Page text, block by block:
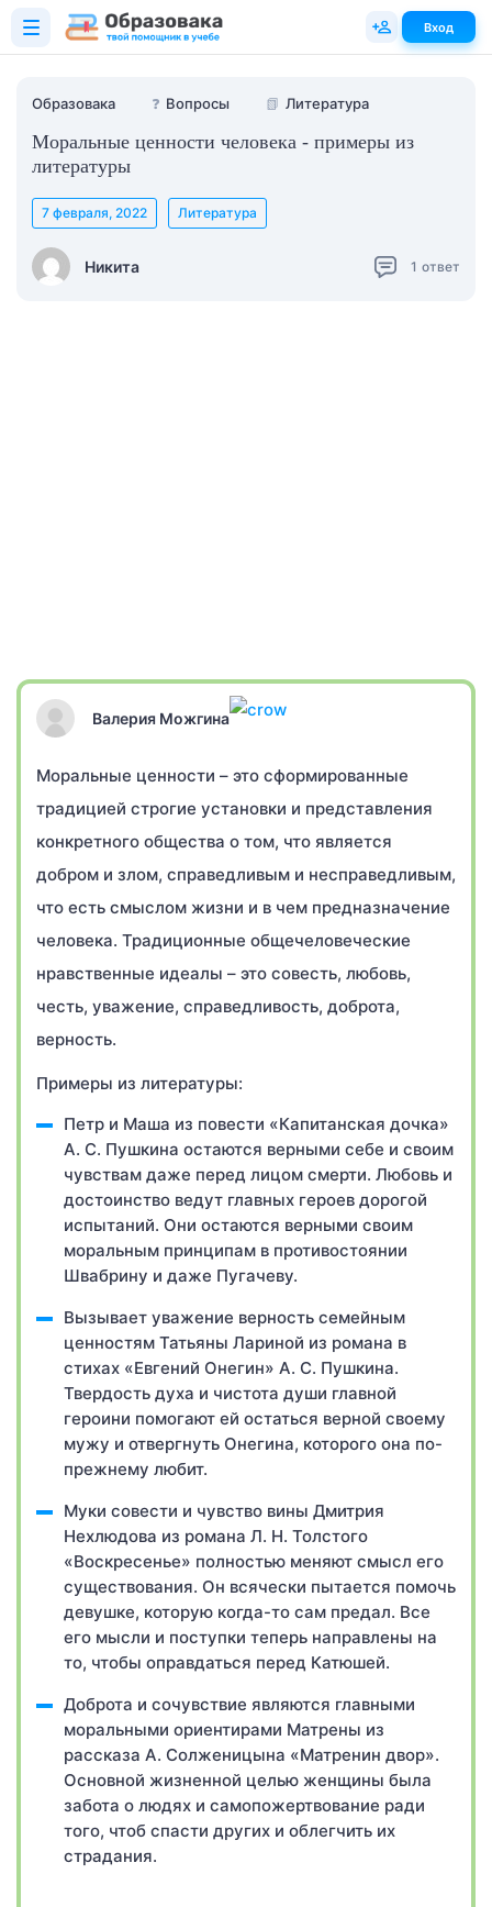
Образовака ❓ Вопросы 📗 Литература
Моральные ценности человека - примеры из
литературы
Никита
7 февраля, 2022 Литература
1 ответ
Валерия Можгина
Моральные ценности – это сформированные
традицией строгие установки и представления
конкретного общества о том, что является
добром и злом, справедливым и несправедливым,
что есть смыслом жизни и в чем предназначение
человека. Традиционные общечеловеческие
нравственные идеалы – это совесть, любовь,
честь, уважение, справедливость, доброта,
верность.
Примеры из литературы:
Петр и Маша из повести «Капитанская дочка»
А. С. Пушкина остаются верными себе и своим
чувствам даже перед лицом смерти. Любовь и
достоинство ведут главных героев дорогой
испытаний. Они остаются верными своим
моральным принципам в противостоянии
Швабрину и даже Пугачеву.
Вызывает уважение верность семейным
ценностям Татьяны Лариной из романа в
стихах «Евгений Онегин» А. С. Пушкина.
Твердость духа и чистота души главной
героини помогают ей остаться верной своему
мужу и отвергнуть Онегина, которого она по-
прежнему любит.
Муки совести и чувство вины Дмитрия
Нехлюдова из романа Л. Н. Толстого
«Воскресенье» полностью меняют смысл его
существования. Он всячески пытается помочь
девушке, которую когда-то сам предал. Все
его мысли и поступки теперь направлены на
то, чтобы оправдаться перед Катюшей.
Доброта и сочувствие являются главными
моральными ориентирами Матрены из
рассказа А. Солженицына «Матренин двор».
Основной жизненной целью женщины была
забота о людях и самопожертвование ради
того, чтоб спасти других и облегчить их
страдания.
Вход